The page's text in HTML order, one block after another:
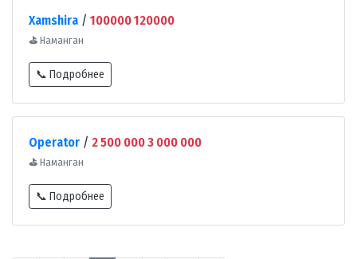
Xamshira / 100000 120000
⛳ Наманган
📞 Подробнее
Operator / 2 500 000 3 000 000
⛳ Наманган
📞 Подробнее